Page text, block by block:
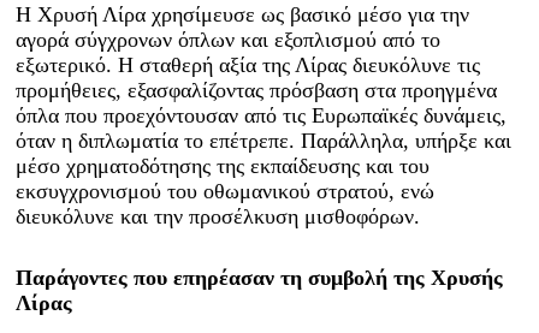
Η Χρυσή Λίρα χρησίμευσε ως βασικό μέσο για την
αγορά σύγχρονων όπλων και εξοπλισμού από το
εξωτερικό. Η σταθερή αξία της Λίρας διευκόλυνε τις
προμήθειες, εξασφαλίζοντας πρόσβαση στα προηγμένα
όπλα που προεχόντουσαν από τις Ευρωπαϊκές δυνάμεις,
όταν η διπλωματία το επέτρεπε. Παράλληλα, υπήρξε και
μέσο χρηματοδότησης της εκπαίδευσης και του
εκσυγχρονισμού του οθωμανικού στρατού, ενώ
διευκόλυνε και την προσέλκυση μισθοφόρων.
Παράγοντες που επηρέασαν τη συμβολή της Χρυσής
Λίρας